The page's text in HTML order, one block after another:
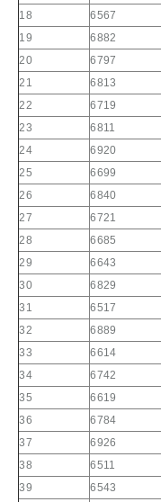
18
6567
19
6882
20
6797
21
6813
22
6719
23
6811
24
6920
25
6699
26
6840
27
6721
28
6685
29
6643
30
6829
31
6517
32
6889
33
6614
34
6742
35
6619
36
6784
37
6926
38
6511
39
6543